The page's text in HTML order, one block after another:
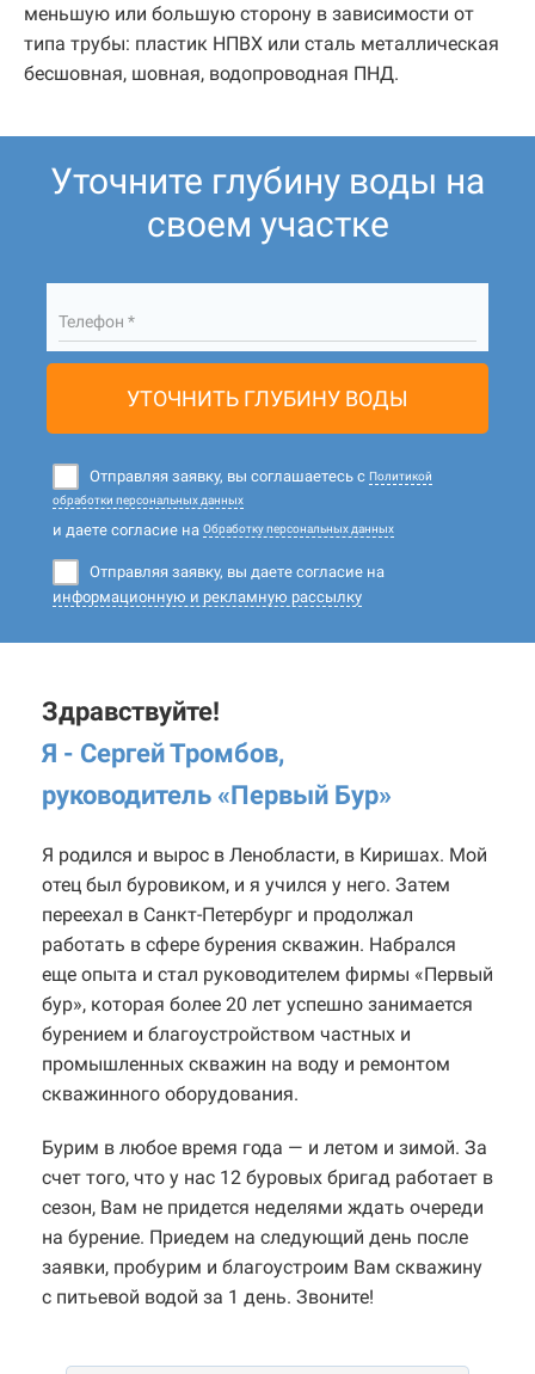
меньшую или большую сторону в зависимости от
типа трубы: пластик НПВХ или сталь металлическая
бесшовная, шовная, водопроводная ПНД.
Уточните глубину воды на
своем участке
Телефон *
УТОЧНИТЬ ГЛУБИНУ ВОДЫ
Отправляя заявку, вы соглашаетесь с Политикой
обработки персональных данных
и даете согласие на Обработку персональных данных
Отправляя заявку, вы даете согласие на
информационную и рекламную рассылку
Здравствуйте!
Я - Сергей Тромбов,
руководитель «Первый Бур»
Я родился и вырос в Ленобласти, в Киришах. Мой
отец был буровиком, и я учился у него. Затем
переехал в Санкт-Петербург и продолжал
работать в сфере бурения скважин. Набрался
еще опыта и стал руководителем фирмы «Первый
бур», которая более 20 лет успешно занимается
бурением и благоустройством частных и
промышленных скважин на воду и ремонтом
скважинного оборудования.
Бурим в любое время года — и летом и зимой. За
счет того, что у нас 12 буровых бригад работает в
сезон, Вам не придется неделями ждать очереди
на бурение. Приедем на следующий день после
заявки, пробурим и благоустроим Вам скважину
с питьевой водой за 1 день. Звоните!